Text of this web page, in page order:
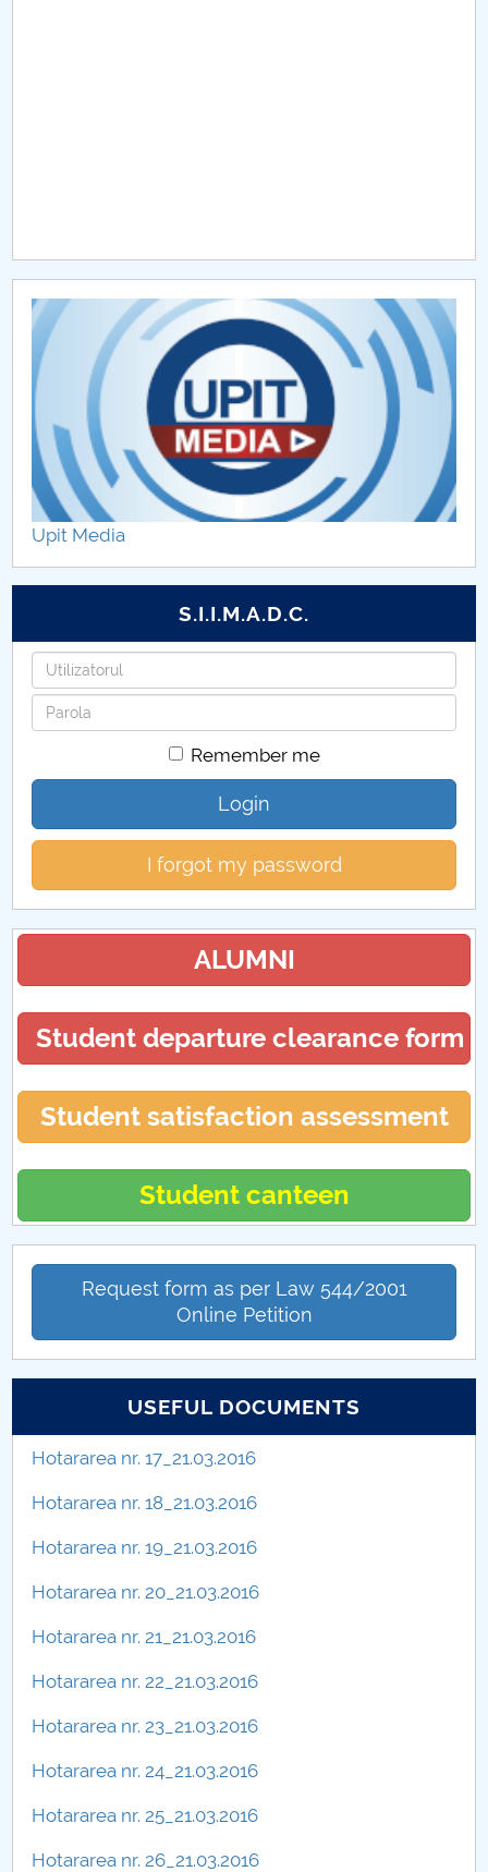
Hotarari din 7 octombrie 2016
Hotarari Senat din 17.10.2016
Hotărâri Senat din 24 octombrie 2016
Hotărâri Senat din 31 octombrie 2016
Hotărâri Senat din 14 noiembrie 2014
Hotarari Senat 28 noiembrie 2016
Upit Media
S.I.I.M.A.D.C.
Username
Password
Remember me
Login
I forgot my password
ALUMNI
Student departure clearance form
Student satisfaction assessment
Student canteen
Request form as per Law 544/2001
Online Petition
USEFUL DOCUMENTS
Hotararea nr. 17_21.03.2016
Hotararea nr. 18_21.03.2016
Hotararea nr. 19_21.03.2016
Hotararea nr. 20_21.03.2016
Hotararea nr. 21_21.03.2016
Hotararea nr. 22_21.03.2016
Hotararea nr. 23_21.03.2016
Hotararea nr. 24_21.03.2016
Hotararea nr. 25_21.03.2016
Hotararea nr. 26_21.03.2016